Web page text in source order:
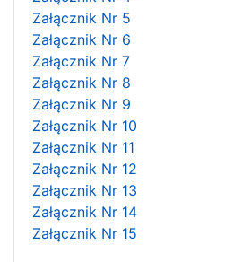
Załącznik Nr 5
Załącznik Nr 6
Załącznik Nr 7
Załącznik Nr 8
Załącznik Nr 9
Załącznik Nr 10
Załącznik Nr 11
Załącznik Nr 12
Załącznik Nr 13
Załącznik Nr 14
Załącznik Nr 15